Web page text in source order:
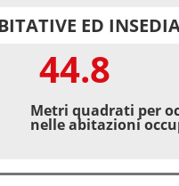
ED
44.8
Metri quadrati per
nelle abitazioni